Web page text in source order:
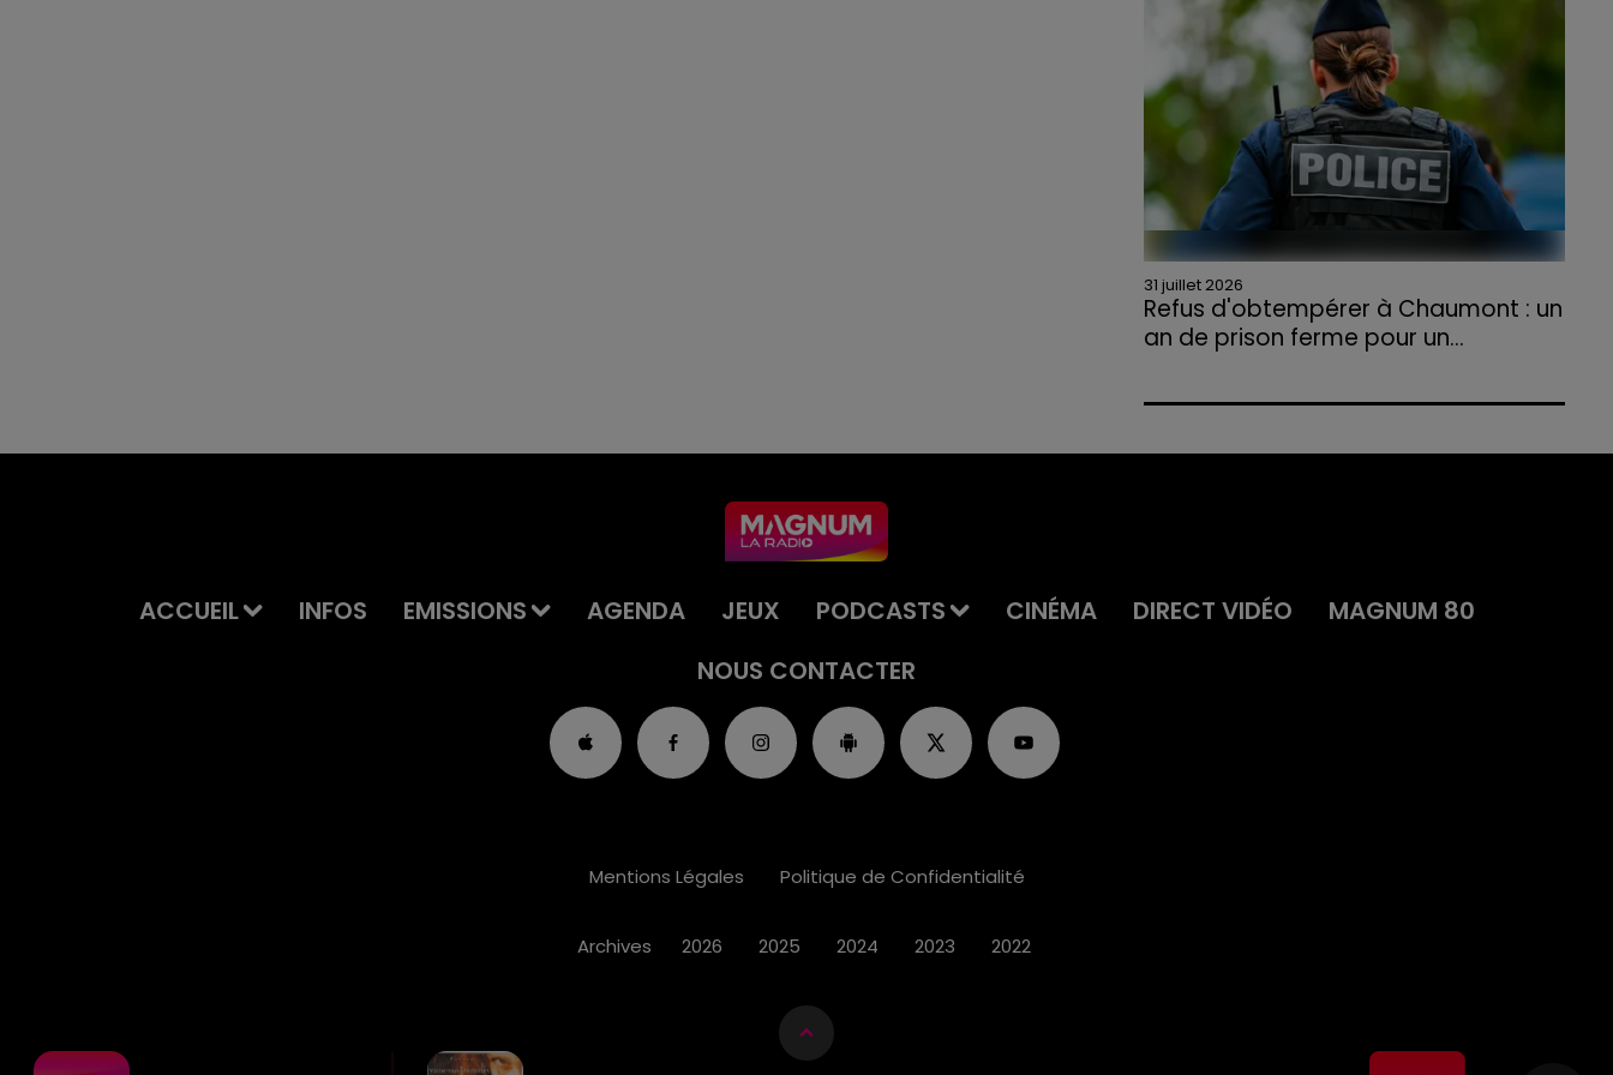
agriculteurs volontaires pour venir en aide...
31 juillet 2026
Refus d'obtempérer à Chaumont : un
an de prison ferme pour un...
l'annulation de son permis et la confiscation
ACCUEIL INFOS EMISSIONS AGENDA JEUX PODCASTS CINÉMA DIRECT VIDÉO
MAGNUM 80
NOUS CONTACTER
Mentions Légales Politique de Confidentialité
Archives 2026 2025 2024 2023 2022